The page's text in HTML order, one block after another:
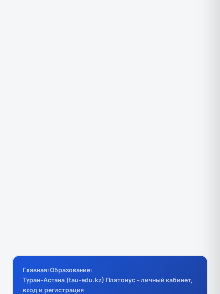
Главная›Образование›
Туран-Астана (tau-edu.kz) Платонус – личный кабинет,
вход и регистрация